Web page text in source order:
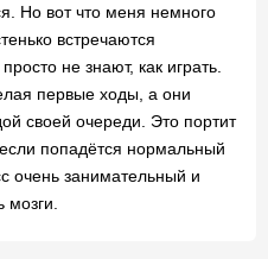
Но вот что меня немного
встречаются
не знают, как играть.
первые ходы, а они
своей очереди. Это портит
попадётся нормальный
очень занимательный и
мозги.